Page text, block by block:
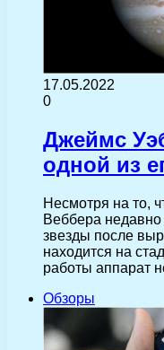
17.05.2022
0
Джеймс
одной из
Несмотря на то,
Веббера
звезды после
находится на
работы аппарат
Обзоры